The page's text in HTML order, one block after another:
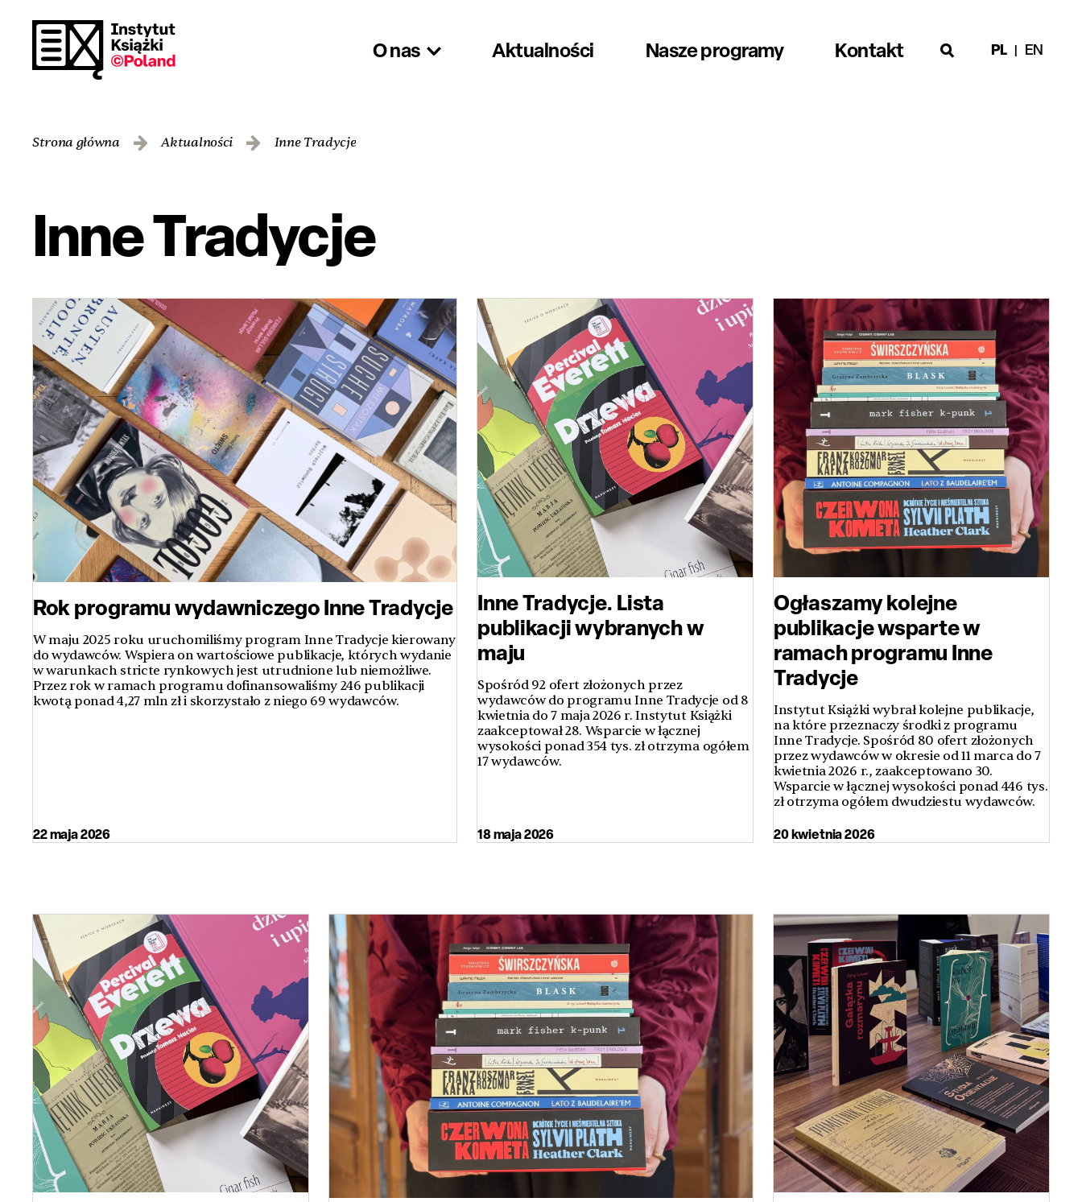
O nas Aktualności Nasze programy Kontakt PL EN
Strona główna Aktualności Inne Tradycje
Inne Tradycje
Rok programu wydawniczego Inne Tradycje
W maju 2025 roku uruchomiliśmy program Inne Tradycje kierowany
do wydawców. Wspiera on wartościowe publikacje, których wydanie
w warunkach stricte rynkowych jest utrudnione lub niemożliwe.
Przez rok w ramach programu dofinansowaliśmy 246 publikacji
kwotą ponad 4,27 mln zł i skorzystało z niego 69 wydawców.
22 maja 2026
Inne Tradycje. Lista
publikacji wybranych w
maju
Spośród 92 ofert złożonych przez
wydawców do programu Inne Tradycje od 8
kwietnia do 7 maja 2026 r. Instytut Książki
zaakceptował 28. Wsparcie w łącznej
wysokości ponad 354 tys. zł otrzyma ogółem
17 wydawców.
18 maja 2026
Ogłaszamy kolejne
publikacje wsparte w
ramach programu Inne
Tradycje
Instytut Książki wybrał kolejne publikacje,
na które przeznaczy środki z programu
Inne Tradycje. Spośród 80 ofert złożonych
przez wydawców w okresie od 11 marca do 7
kwietnia 2026 r., zaakceptowano 30.
Wsparcie w łącznej wysokości ponad 446 tys.
zł otrzyma ogółem dwudziestu wydawców.
20 kwietnia 2026